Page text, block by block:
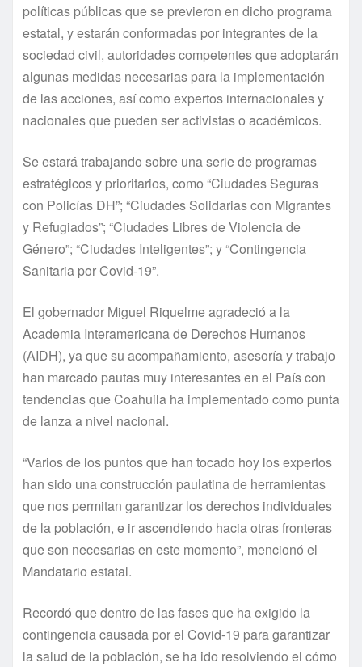
políticas públicas que se previeron en dicho programa
estatal, y estarán conformadas por integrantes de la
sociedad civil, autoridades competentes que adoptarán
algunas medidas necesarias para la implementación
de las acciones, así como expertos internacionales y
nacionales que pueden ser activistas o académicos.
Se estará trabajando sobre una serie de programas
estratégicos y prioritarios, como “Ciudades Seguras
con Policías DH”; “Ciudades Solidarias con Migrantes
y Refugiados”; “Ciudades Libres de Violencia de
Género”; “Ciudades Inteligentes”; y “Contingencia
Sanitaria por Covid-19”.
El gobernador Miguel Riquelme agradeció a la
Academia Interamericana de Derechos Humanos
(AIDH), ya que su acompañamiento, asesoría y trabajo
han marcado pautas muy interesantes en el País con
tendencias que Coahuila ha implementado como punta
de lanza a nivel nacional.
“Varios de los puntos que han tocado hoy los expertos
han sido una construcción paulatina de herramientas
que nos permitan garantizar los derechos individuales
de la población, e ir ascendiendo hacia otras fronteras
que son necesarias en este momento”, mencionó el
Mandatario estatal.
Recordó que dentro de las fases que ha exigido la
contingencia causada por el Covid-19 para garantizar
la salud de la población, se ha ido resolviendo el cómo